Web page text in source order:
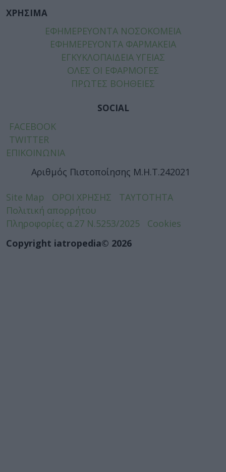
ΧΡΗΣΙΜΑ
ΕΦΗΜΕΡΕΥΟΝΤΑ ΝΟΣΟΚΟΜΕΙΑ
ΕΦΗΜΕΡΕΥΟΝΤΑ ΦΑΡΜΑΚΕΙΑ
ΕΓΚΥΚΛΟΠΑΙΔΕΙΑ ΥΓΕΙΑΣ
ΟΛΕΣ ΟΙ ΕΦΑΡΜΟΓΕΣ
ΠΡΩΤΕΣ ΒΟΗΘΕΙΕΣ
SOCIAL
FACEBOOK
TWITTER
ΕΠΙΚΟΙΝΩΝΙΑ
Αριθμός Πιστοποίησης Μ.Η.Τ.242021
Site Map ΟΡΟΙ ΧΡΗΣΗΣ
ΤΑΥΤΟΤΗΤΑ
Πολιτική απορρήτου
Πληροφορίες α.27 Ν.5253/2025
Cookies
Copyright iatropedia© 2026